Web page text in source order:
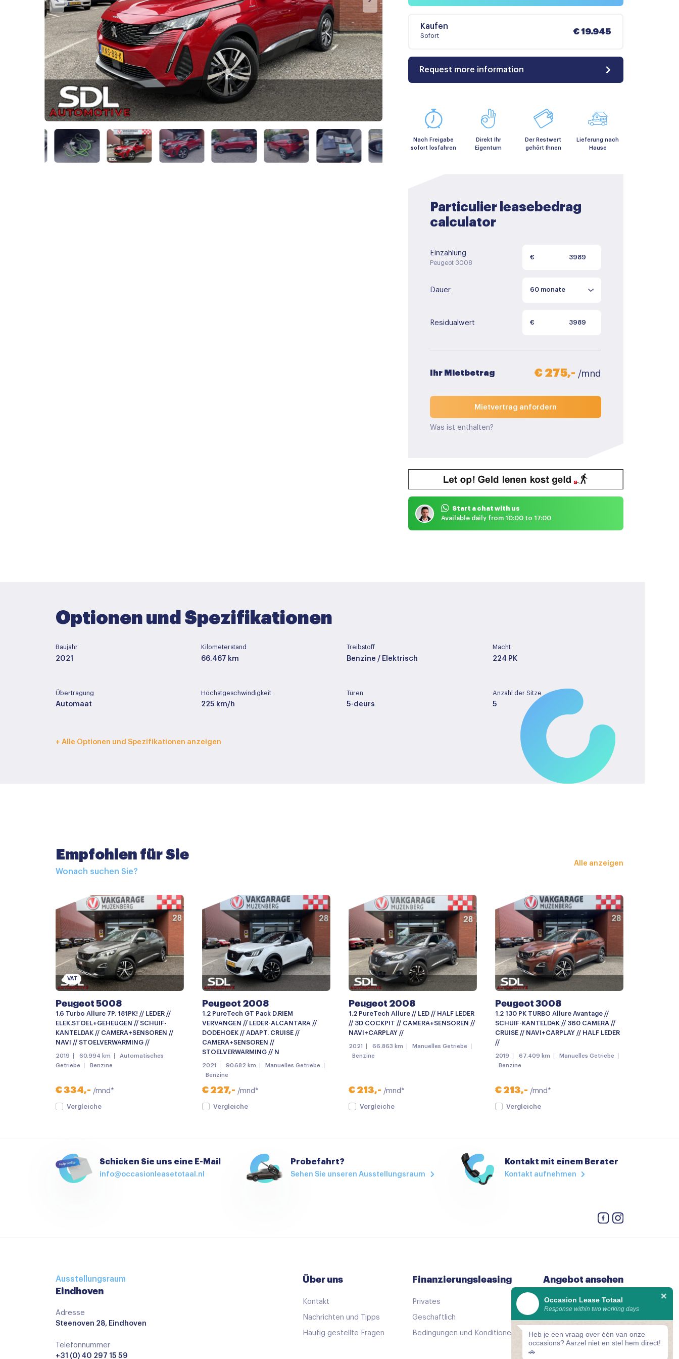
Kaufen
Sofort
€ 19.945
Request more information
Nach Freigabe
sofort losfahren
Direkt Ihr
Eigentum
Der Restwert
gehört Ihnen
Lieferung nach
Hause
Particulier leasebedrag
calculator
Einzahlung
Peugeot 3008
€
Dauer
Residualwert €
Ihr Mietbetrag € 275,- /mnd
Mietvertrag anfordern
Was ist enthalten?
Start a chat with us
Available daily from 10:00 to 17:00
Optionen und Spezifikationen
Baujahr
2021
Kilometerstand
66.467 km
Treibstoff
Benzine / Elektrisch
Macht
224 PK
Übertragung
Automaat
Höchstgeschwindigkeit
225 km/h
Türen
5-deurs
Anzahl der Sitze
5
Innenfarbe Polstermöbel Tankinhalt
Buitenspiegels elektrisch inklapbaar
Buitenspiegels met verlichting Buitenspiegels verwarmbaar
Bumpers in carrosseriekleur Centrale deurvergrendeling met afstandsbediening
Chroom delen exterieur Dimlichten automatisch
Elektronische remkrachtverdeling Getint glas
Grootlichtassistent LED achterlichten
LED dagrijverlichting Lichtmetalen velgen 18"
Metaalkleur Mistlampen voor
Parkeersensor achter Parkeersensor voor
Parkeersensor voor en achter
Android auto Apple carplay
Multimedia systeem Navigatie
Airco (automatisch) Airco met elektronische regeling
Armsteun
Hoofdsteunen achter
keyless start
Lederen stuurwiel
Regensensor Stuurbekrachtiging
Stuurbekrachtiging snelheidsafhankelijk
+ Alle Optionen und Spezifikationen anzeigen
Empfohlen für Sie
Wonach suchen Sie?
Alle anzeigen
VAT
Peugeot 5008
1.6 Turbo Allure 7P. 181PK! // LEDER //
ELEK.STOEL+GEHEUGEN // SCHUIF-
KANTELDAK // CAMERA+SENSOREN //
NAVI // STOELVERWARMING //
2019 60.994 km
Automatisches
Getriebe
Benzine
€ 334,- /mnd*
Vergleiche
Peugeot 2008
1.2 PureTech GT Pack D.RIEM
VERVANGEN // LEDER-ALCANTARA //
DODEHOEK // ADAPT. CRUISE //
CAMERA+SENSOREN //
STOELVERWARMING // N
2021 90.682 km
Manuelles Getriebe
Benzine
€ 227,- /mnd*
Vergleiche
Peugeot 2008
1.2 PureTech Allure // LED // HALF LEDER
// 3D COCKPIT // CAMERA+SENSOREN //
NAVI+CARPLAY //
2021 66.863 km
Manuelles Getriebe
Benzine
€ 213,- /mnd*
Vergleiche
Peugeot 3008
1.2 130 PK TURBO Allure Avantage //
SCHUIF-KANTELDAK // 360 CAMERA //
CRUISE // NAVI+CARPLAY // HALF LEDER
//
2019 67.409 km
Manuelles Getriebe
Benzine
€ 213,- /mnd*
Vergleiche
Schicken Sie uns eine E-Mail
info@occasionleasetotaal.nl
Probefahrt?
Sehen Sie unseren Ausstellungsraum
Kontakt mit einem Berater
Kontakt aufnehmen
Ausstellungsraum
Eindhoven
Adresse
Steenoven 28, Eindhoven
Telefonnummer
+31 (0) 40 297 15 59
Über uns
Kontakt
Nachrichten und Tipps
Häufig gestellte Fragen
Finanzierungsleasing
Privates
Geschaftlich
Bedingungen und Konditionen
Angebot ansehen
Alle gebrauchtwagen
Komparator
Occasion Lease Totaal
Response within two working days
Heb je een vraag over één van onze
occasions? Aarzel niet en stel hem direct!
🚗